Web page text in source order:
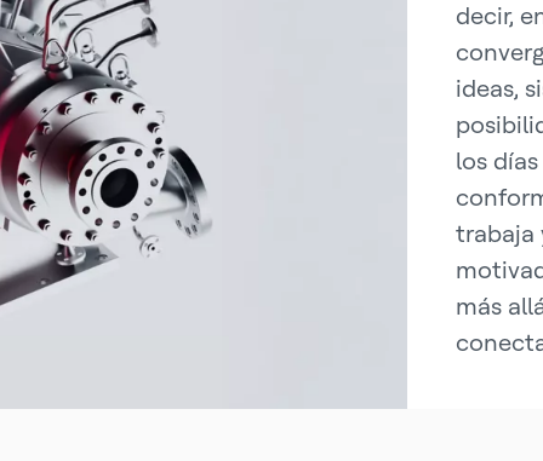
decir,
ideas,
los
trabaja
más